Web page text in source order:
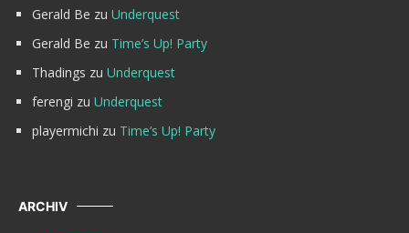
Gerald Be zu Underquest
Gerald Be zu Time’s Up! Party
Thadings zu Underquest
ferengi zu Underquest
playermichi zu Time’s Up! Party
ARCHIV